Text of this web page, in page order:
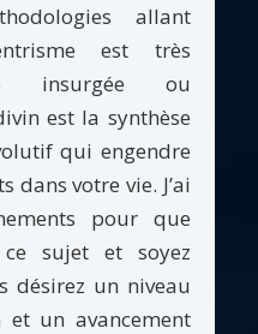
allant
est très
insurgée ou
est la synthèse
qui engendre
dans votre vie. J’ai
pour que
sujet et soyez
désirez un niveau
un avancement